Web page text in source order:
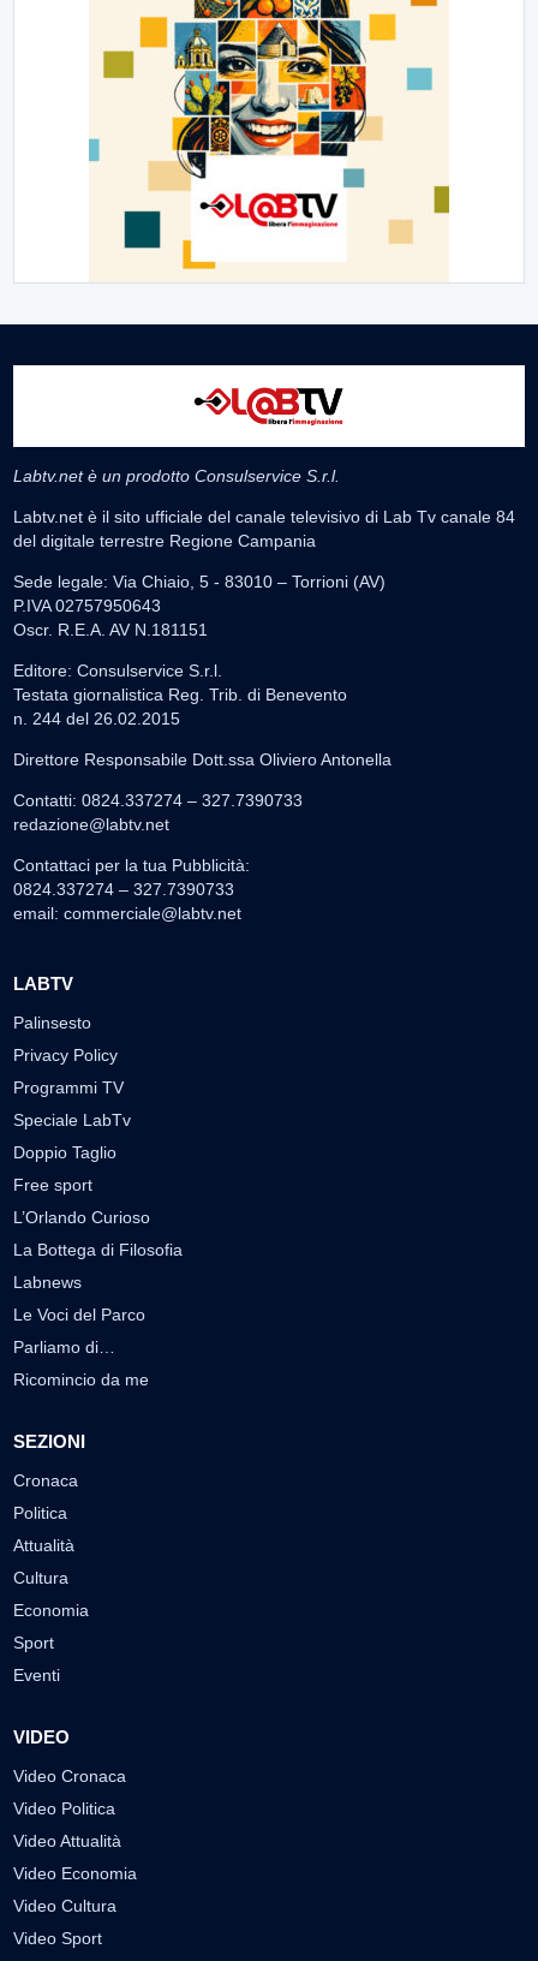
Labtv.net è un prodotto Consulservice S.r.l.
Labtv.net è il sito ufficiale del canale televisivo di Lab Tv canale 84
del digitale terrestre Regione Campania
Sede legale: Via Chiaio, 5 - 83010 – Torrioni (AV)
P.IVA 02757950643
Oscr. R.E.A. AV N.181151
Editore: Consulservice S.r.l.
Testata giornalistica Reg. Trib. di Benevento
n. 244 del 26.02.2015
Direttore Responsabile Dott.ssa Oliviero Antonella
Contatti: 0824.337274 – 327.7390733
redazione@labtv.net
Contattaci per la tua Pubblicità:
0824.337274 – 327.7390733
email: commerciale@labtv.net
LABTV
Palinsesto
Privacy Policy
Programmi TV
Speciale LabTv
Doppio Taglio
Free sport
L’Orlando Curioso
La Bottega di Filosofia
Labnews
Le Voci del Parco
Parliamo di…
Ricomincio da me
SEZIONI
Cronaca
Politica
Attualità
Cultura
Economia
Sport
Eventi
VIDEO
Video Cronaca
Video Politica
Video Attualità
Video Economia
Video Cultura
Video Sport